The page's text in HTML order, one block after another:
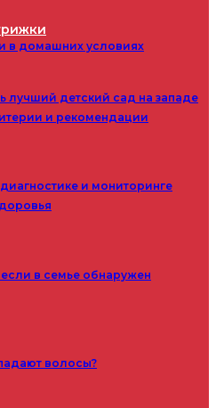
в домашних условиях
лучший детский сад на западе
и рекомендации
и мониторинге
если в семье обнаружен
волосы?